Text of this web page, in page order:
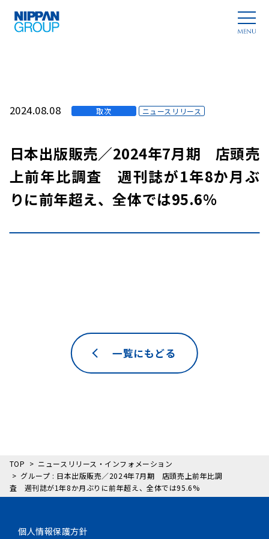
2024.08.08 取次 ニュースリリース
日本出版販売／2024年7月期 店頭売
上前年比調査 週刊誌が1年8か月ぶ
りに前年超え、全体では95.6%
一覧にもどる
TOP
ニュースリリース・インフォメーション
グループ : 日本出版販売／2024年7月期 店頭売上前年比調
査 週刊誌が1年8か月ぶりに前年超え、全体では95.6%
個人情報保護方針